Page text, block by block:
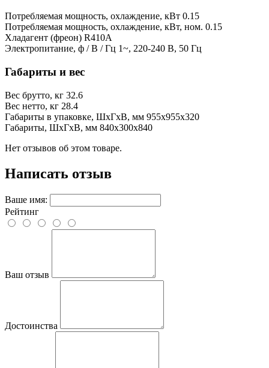
Потребляемая мощность, охлаждение, кВт 0.15
Потребляемая мощность, охлаждение, кВт, ном. 0.15
Хладагент (фреон) R410A
Электропитание, ф / В / Гц 1~, 220-240 В, 50 Гц
Габариты и вес
Вес брутто, кг 32.6
Вес нетто, кг 28.4
Габариты в упаковке, ШхГхВ, мм 955x955x320
Габариты, ШхГхВ, мм 840x300x840
Нет отзывов об этом товаре.
Написать отзыв
Ваше имя:
Рейтинг
Ваш отзыв
Достоинства